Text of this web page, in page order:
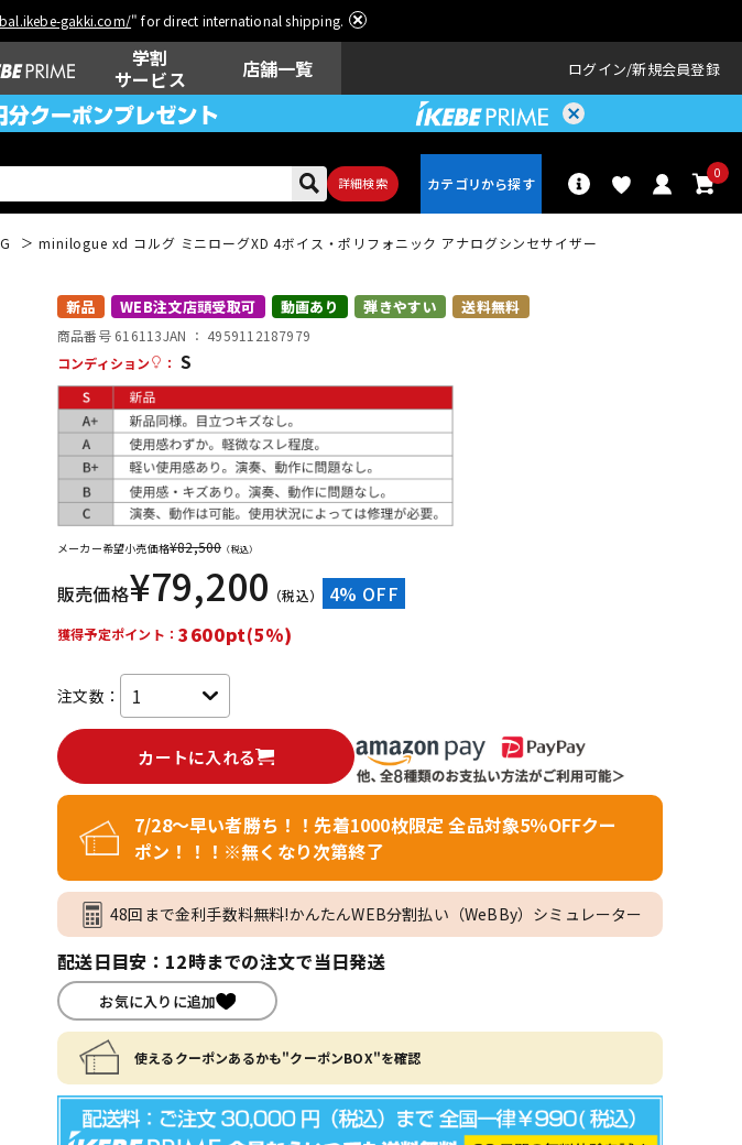
gakki.com/" for direct international shipping.
学割
サービス
店舗一覧 ログイン 新規会員登録
詳細検索
0
ウクレレ ドラム ン
その他楽器
レコーディン
グ機器
配信/ライブ
機器
minilogue xd コルグ ミニローグXD 4ボイス・ポリフォニック アナログシンセサイザー
新品 WEB注文店頭受取可 動画あり 弾きやすい 送料無料
商品番号 616113JAN ： 4959112187979
コンディション
： S
メーカー希望小売価格¥82,500 （税込）
販売価格¥79,200 （税込） 4% OFF
獲得予定ポイント：3600pt(5%)
注文数：
カートに入れる
7/28～早い者勝ち！！先着1000枚限定 全品対象5％OFFクー
ポン！！！※無くなり次第終了
48回まで金利手数料無料!かんたんWEB分割払い（WeBBy）シミュレーター
配送日目安：12時までの注文で当日発送
お気に入りに追加
使えるクーポンあるかも"クーポンBOX"を確認